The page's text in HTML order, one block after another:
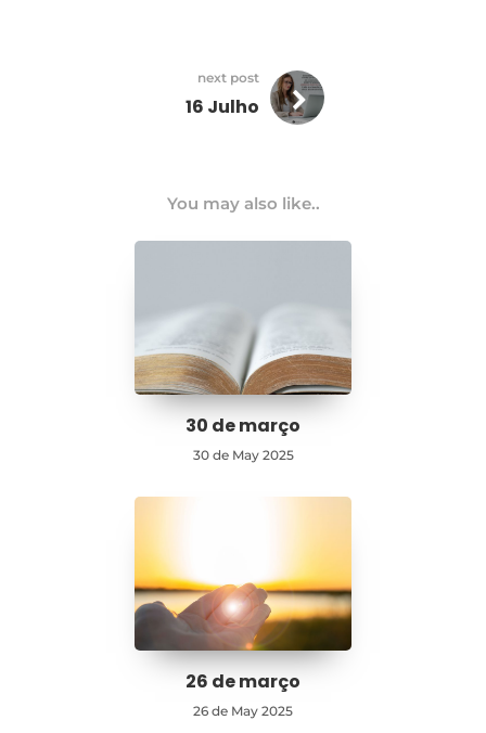
next post
16 Julho
You may also like..
30 de março
30 de May 2025
26 de março
26 de May 2025